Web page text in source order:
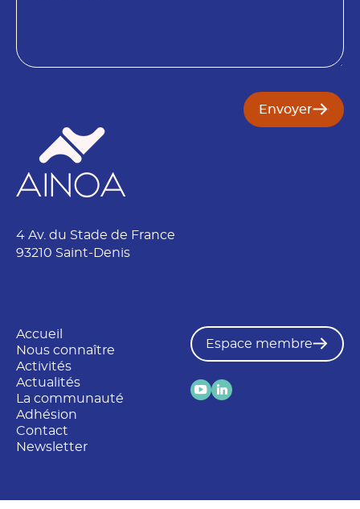
e
s
l
n
Envoyer
4 Av. du Stade de France
93210 Saint-Denis
Accueil
Nous connaître
Activités
Actualités
La communauté
Adhésion
Contact
Newsletter
Espace membre